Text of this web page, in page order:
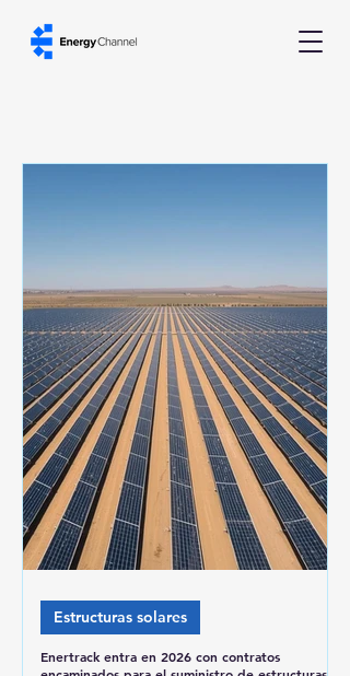
Enertrack entra en 2026 con contratos
Estructuras solares